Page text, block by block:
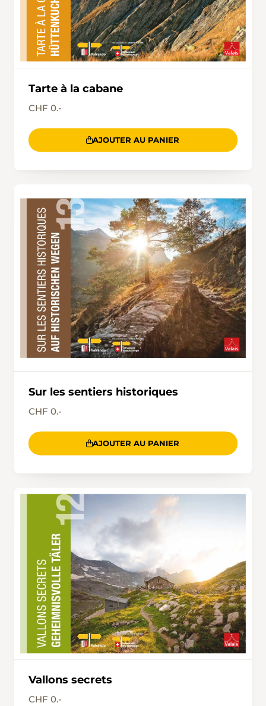
Tarte à la cabane
CHF 0.-
AJOUTER AU PANIER
Sur les sentiers historiques
CHF 0.-
AJOUTER AU PANIER
Vallons secrets
CHF 0.-